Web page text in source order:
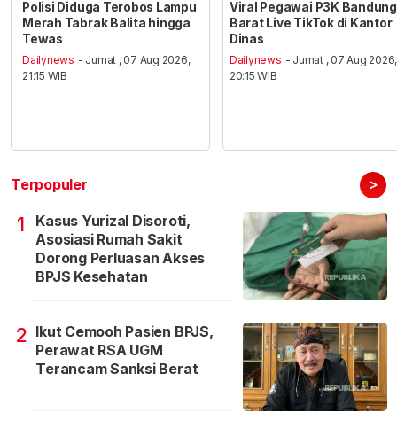
Polisi Diduga Terobos Lampu
Merah Tabrak Balita hingga
Tewas
Dailynews - Jumat , 07 Aug 2026,
21:15 WIB
Viral Pegawai P3K Bandung
Barat Live TikTok di Kantor
Dinas
Dailynews - Jumat , 07 Aug 2026,
20:15 WIB
Terpopuler >
1
Kasus Yurizal Disoroti,
Asosiasi Rumah Sakit
Dorong Perluasan Akses
BPJS Kesehatan
2 Ikut Cemooh Pasien BPJS,
Perawat RSA UGM
Terancam Sanksi Berat